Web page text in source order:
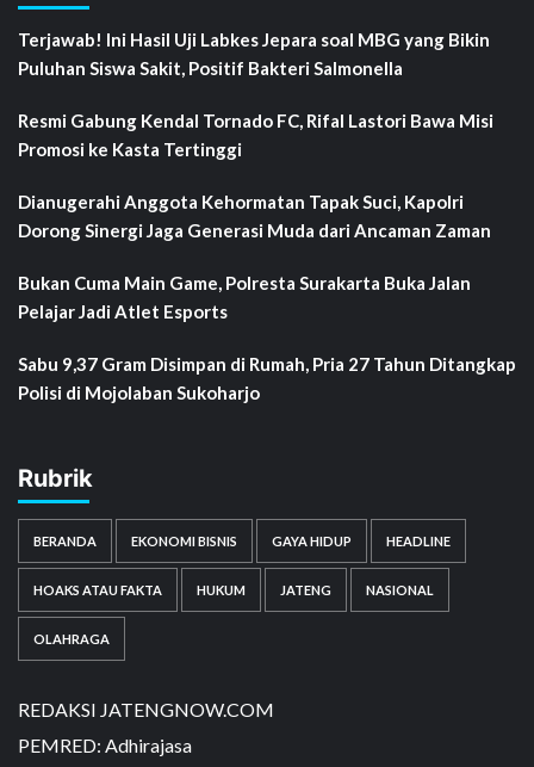
Terjawab! Ini Hasil Uji Labkes Jepara soal MBG yang Bikin
Puluhan Siswa Sakit, Positif Bakteri Salmonella
Resmi Gabung Kendal Tornado FC, Rifal Lastori Bawa Misi
Promosi ke Kasta Tertinggi
Dianugerahi Anggota Kehormatan Tapak Suci, Kapolri
Dorong Sinergi Jaga Generasi Muda dari Ancaman Zaman
Bukan Cuma Main Game, Polresta Surakarta Buka Jalan
Pelajar Jadi Atlet Esports
Sabu 9,37 Gram Disimpan di Rumah, Pria 27 Tahun Ditangkap
Polisi di Mojolaban Sukoharjo
Rubrik
BERANDA EKONOMI BISNIS GAYA HIDUP HEADLINE
HOAKS ATAU FAKTA HUKUM JATENG NASIONAL
OLAHRAGA
REDAKSI JATENGNOW.COM
PEMRED: Adhirajasa